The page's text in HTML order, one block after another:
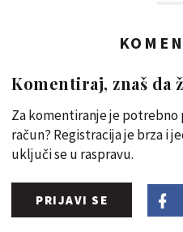
Komentiraj, znaš da
Za komentiranje je potrebno
račun? Registracija je brza i
uključi se u raspravu.
PRIJAVI SE